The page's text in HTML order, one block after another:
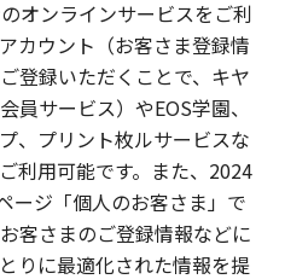
オンラインサービスをご利
カウント（お客さま登録情
登録いただくことで、キヤ
員サービス）やEOS学園、
、プリント枚ルサービスな
利用可能です。また、2024
ージ「個人のお客さま」で
客さまのご登録情報などに
りに最適化された情報を提